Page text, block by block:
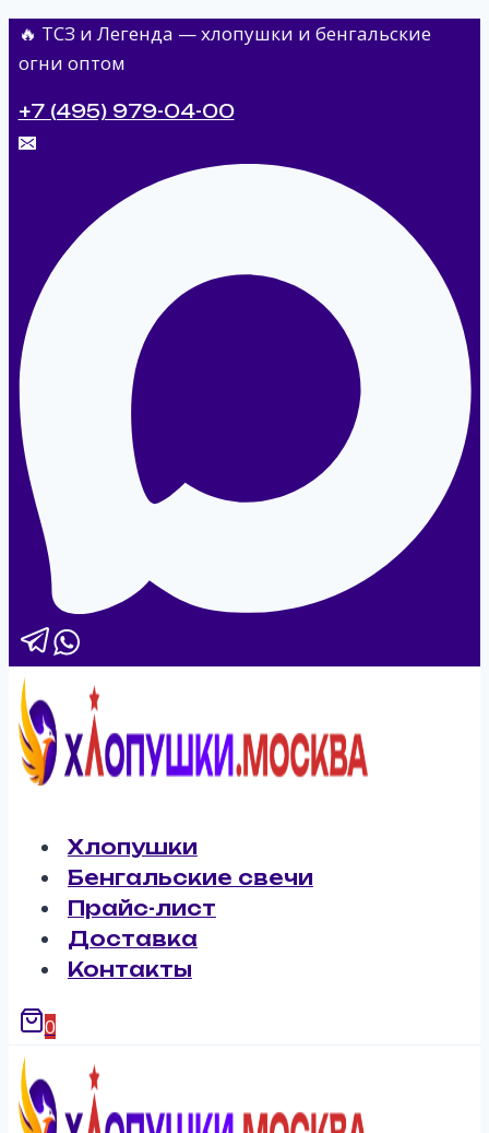
Перейти
🔥 ТСЗ и Легенда — хлопушки и бенгальские
огни оптом
+7 (495) 979-04-00
Хлопушки
Бенгальские свечи
Прайс-лист
Доставка
Контакты
0